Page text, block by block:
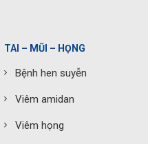
TAI – MŨI – HỌNG
Bệnh hen suyễn
Viêm amidan
Viêm họng